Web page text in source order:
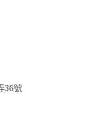
36號